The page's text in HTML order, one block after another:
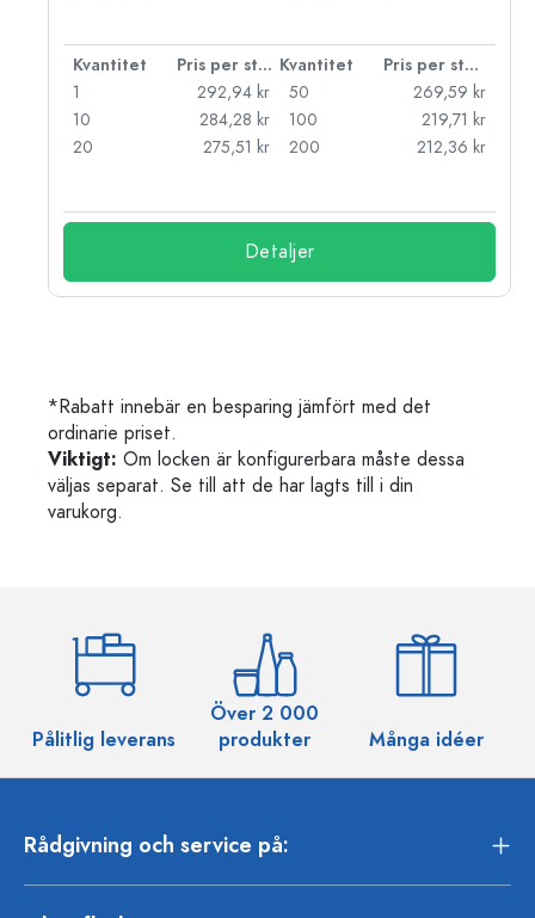
Kvantitet Pris per styck Kvantitet
Pris per styck
1
292,94 kr
10
284,28 kr
20
275,51 kr
50
269,59 kr
100
219,71 kr
200
212,36 kr
Detaljer
*Rabatt innebär en besparing jämfört med det
ordinarie priset.
Viktigt: Om locken är konfigurerbara måste dessa
väljas separat. Se till att de har lagts till i din
varukorg.
Pålitlig leverans
Över 2 000
produkter
Många idéer
Rådgivning och service på: